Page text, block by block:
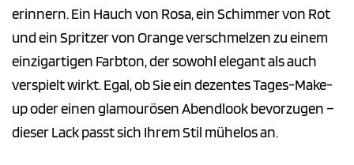
erinnern. Ein Hauch von Rosa, ein Schimmer von Rot
und ein Spritzer von Orange verschmelzen zu einem
einzigartigen Farbton, der sowohl elegant als auch
verspielt wirkt. Egal, ob Sie ein dezentes Tages-Make-
up oder einen glamourösen Abendlook bevorzugen –
dieser Lack passt sich Ihrem Stil mühelos an.